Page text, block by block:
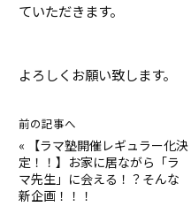
ていただきます。
よろしくお願い致します。
前の記事へ
«
【ラマ塾開催レギュラー化決
定！！】お家に居ながら「ラ
マ先生」に会える！？そんな
新企画！！！